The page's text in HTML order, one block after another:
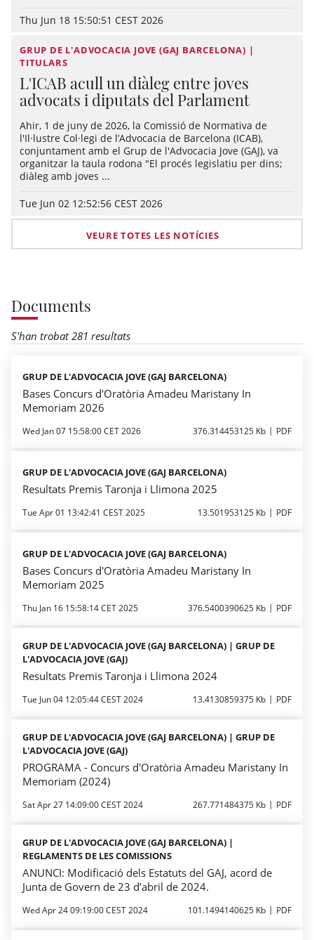
Thu Jun 18 15:50:51 CEST 2026
GRUP DE L'ADVOCACIA JOVE (GAJ BARCELONA) |
TITULARS
L'ICAB acull un diàleg entre joves
advocats i diputats del Parlament
Ahir, 1 de juny de 2026, la Comissió de Normativa de
l'Il·lustre Col·legi de l’Advocacia de Barcelona (ICAB),
conjuntament amb el Grup de l'Advocacia Jove (GAJ), va
organitzar la taula rodona "El procés legislatiu per dins;
diàleg amb joves ...
Tue Jun 02 12:52:56 CEST 2026
VEURE TOTES LES NOTÍCIES
Documents
S'han trobat 281 resultats
GRUP DE L'ADVOCACIA JOVE (GAJ BARCELONA)
Bases Concurs d'Oratòria Amadeu Maristany In
Memoriam 2026
Wed Jan 07 15:58:00 CET 2026 376.314453125 Kb PDF
GRUP DE L'ADVOCACIA JOVE (GAJ BARCELONA)
Resultats Premis Taronja i Llimona 2025
Tue Apr 01 13:42:41 CEST 2025 13.501953125 Kb PDF
GRUP DE L'ADVOCACIA JOVE (GAJ BARCELONA)
Bases Concurs d'Oratòria Amadeu Maristany In
Memoriam 2025
Thu Jan 16 15:58:14 CET 2025 376.5400390625 Kb PDF
GRUP DE L'ADVOCACIA JOVE (GAJ BARCELONA) | GRUP DE
L'ADVOCACIA JOVE (GAJ)
Resultats Premis Taronja i Llimona 2024
Tue Jun 04 12:05:44 CEST 2024 13.4130859375 Kb PDF
GRUP DE L'ADVOCACIA JOVE (GAJ BARCELONA) | GRUP DE
L'ADVOCACIA JOVE (GAJ)
PROGRAMA - Concurs d'Oratòria Amadeu Maristany In
Memoriam (2024)
Sat Apr 27 14:09:00 CEST 2024 267.771484375 Kb PDF
GRUP DE L'ADVOCACIA JOVE (GAJ BARCELONA) |
REGLAMENTS DE LES COMISSIONS
ANUNCI: Modificació dels Estatuts del GAJ, acord de
Junta de Govern de 23 d’abril de 2024.
Wed Apr 24 09:19:00 CEST 2024 101.1494140625 Kb PDF